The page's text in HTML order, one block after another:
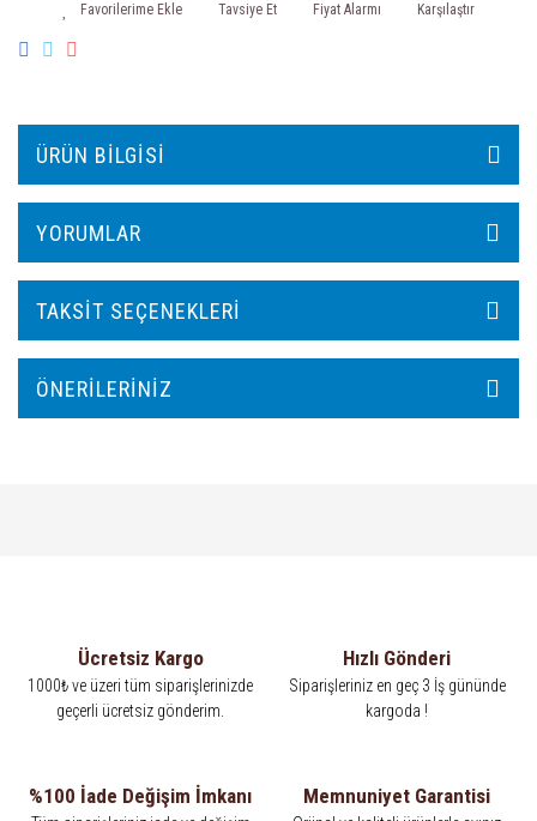
Tavsiye Et Fiyat Alarmı Karşılaştır
ÜRÜN BILGISI
YORUMLAR
TAKSIT SEÇENEKLERI
ÖNERILERINIZ
Ücretsiz Kargo
1000₺ ve üzeri tüm siparişlerinizde
geçerli ücretsiz gönderim.
Hızlı Gönderi
Siparişleriniz en geç 3 İş gününde
kargoda !
%100 İade Değişim İmkanı Memnuniyet Garantisi